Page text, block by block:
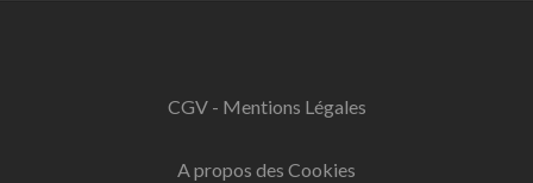
CGV - Mentions Légales
A propos des Cookies